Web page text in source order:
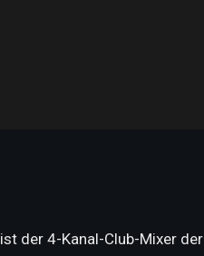
ist der 4-Kanal-Club-Mixer